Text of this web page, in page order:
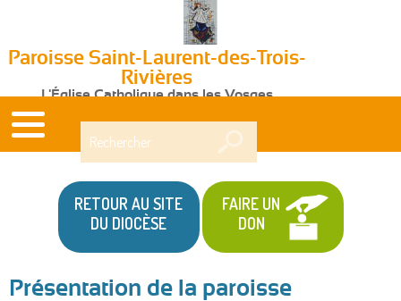
Paroisse Saint-Laurent-des-Trois-
Rivières
L'Église Catholique dans les Vosges
RETOUR AU SITE
DU DIOCÈSE
FAIRE UN
DON
Présentation de la paroisse